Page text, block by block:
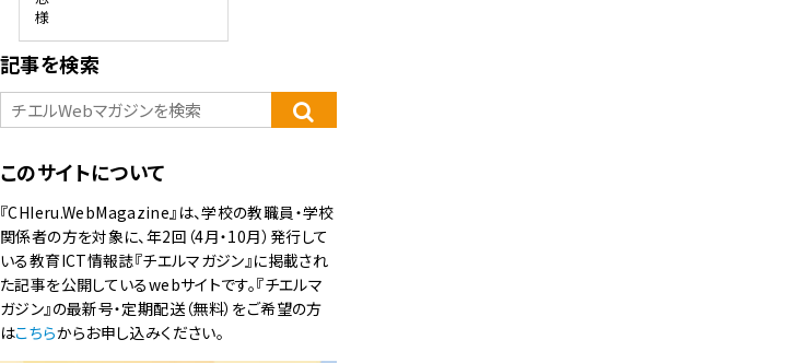
様
記事を検索
このサイトについて
『CHIeru.WebMagazine』は、学校の教職員・学校
関係者の方を対象に、年2回（4月・10月）発行して
いる教育ICT情報誌『チエルマガジン』に掲載され
た記事を公開しているwebサイトです。『チエルマ
ガジン』の最新号・定期配送（無料）をご希望の方
はこちらからお申し込みください。